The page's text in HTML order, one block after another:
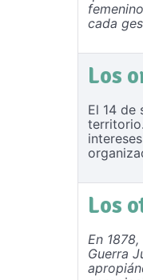
cada
Los
El 14 de
Los
En
Guerra